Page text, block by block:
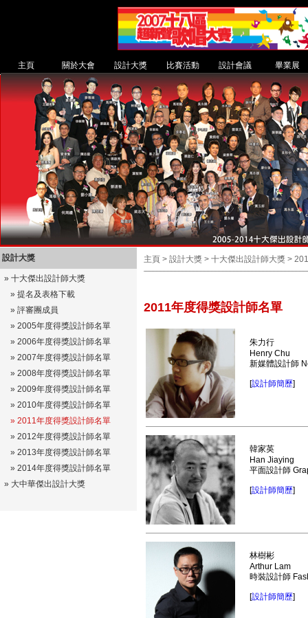
主頁 關於大會 設計大獎 比賽活動 設計會議 畢業展
設計大獎
» 十大傑出設計師大獎
» 提名及表格下載
» 評審團成員
» 2005年度得獎設計師名單
» 2006年度得獎設計師名單
» 2007年度得獎設計師名單
» 2008年度得獎設計師名單
» 2009年度得獎設計師名單
» 2010年度得獎設計師名單
» 2011年度得獎設計師名單
» 2012年度得獎設計師名單
» 2013年度得獎設計師名單
» 2014年度得獎設計師名單
» 大中華傑出設計大獎
主頁 > 設計大獎 > 十大傑出設計師大獎 >
2011年度得獎設計師名單
朱力行
Henry Chu
新媒體設計師
[設計師簡歷]
韓家英
Han Jiaying
平面設計師
[設計師簡歷]
林樹彬
Arthur Lam
時裝設計師
[設計師簡歷]